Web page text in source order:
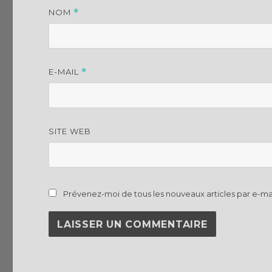
NOM *
E-MAIL *
SITE WEB
Prévenez-moi de tous les nouveaux articles par e-